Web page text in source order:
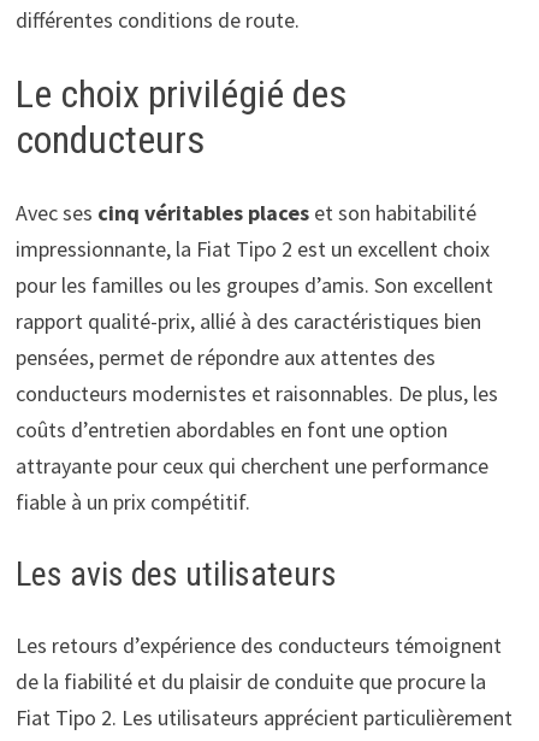
différentes conditions de route.
Le choix privilégié des
conducteurs
Avec ses cinq véritables placeset son habitabilité
impressionnante, la Fiat Tipo 2 est un excellent choix
pour les familles ou les groupes d’amis. Son excellent
rapport qualité-prix, allié à des caractéristiques bien
pensées, permet de répondre aux attentes des
conducteurs modernistes et raisonnables. De plus, les
coûts d’entretien abordables en font une option
attrayante pour ceux qui cherchent une performance
fiable à un prix compétitif.
Les avis des utilisateurs
Les retours d’expérience des conducteurs témoignent
de la fiabilité et du plaisir de conduite que procure la
Fiat Tipo 2. Les utilisateurs apprécient particulièrement